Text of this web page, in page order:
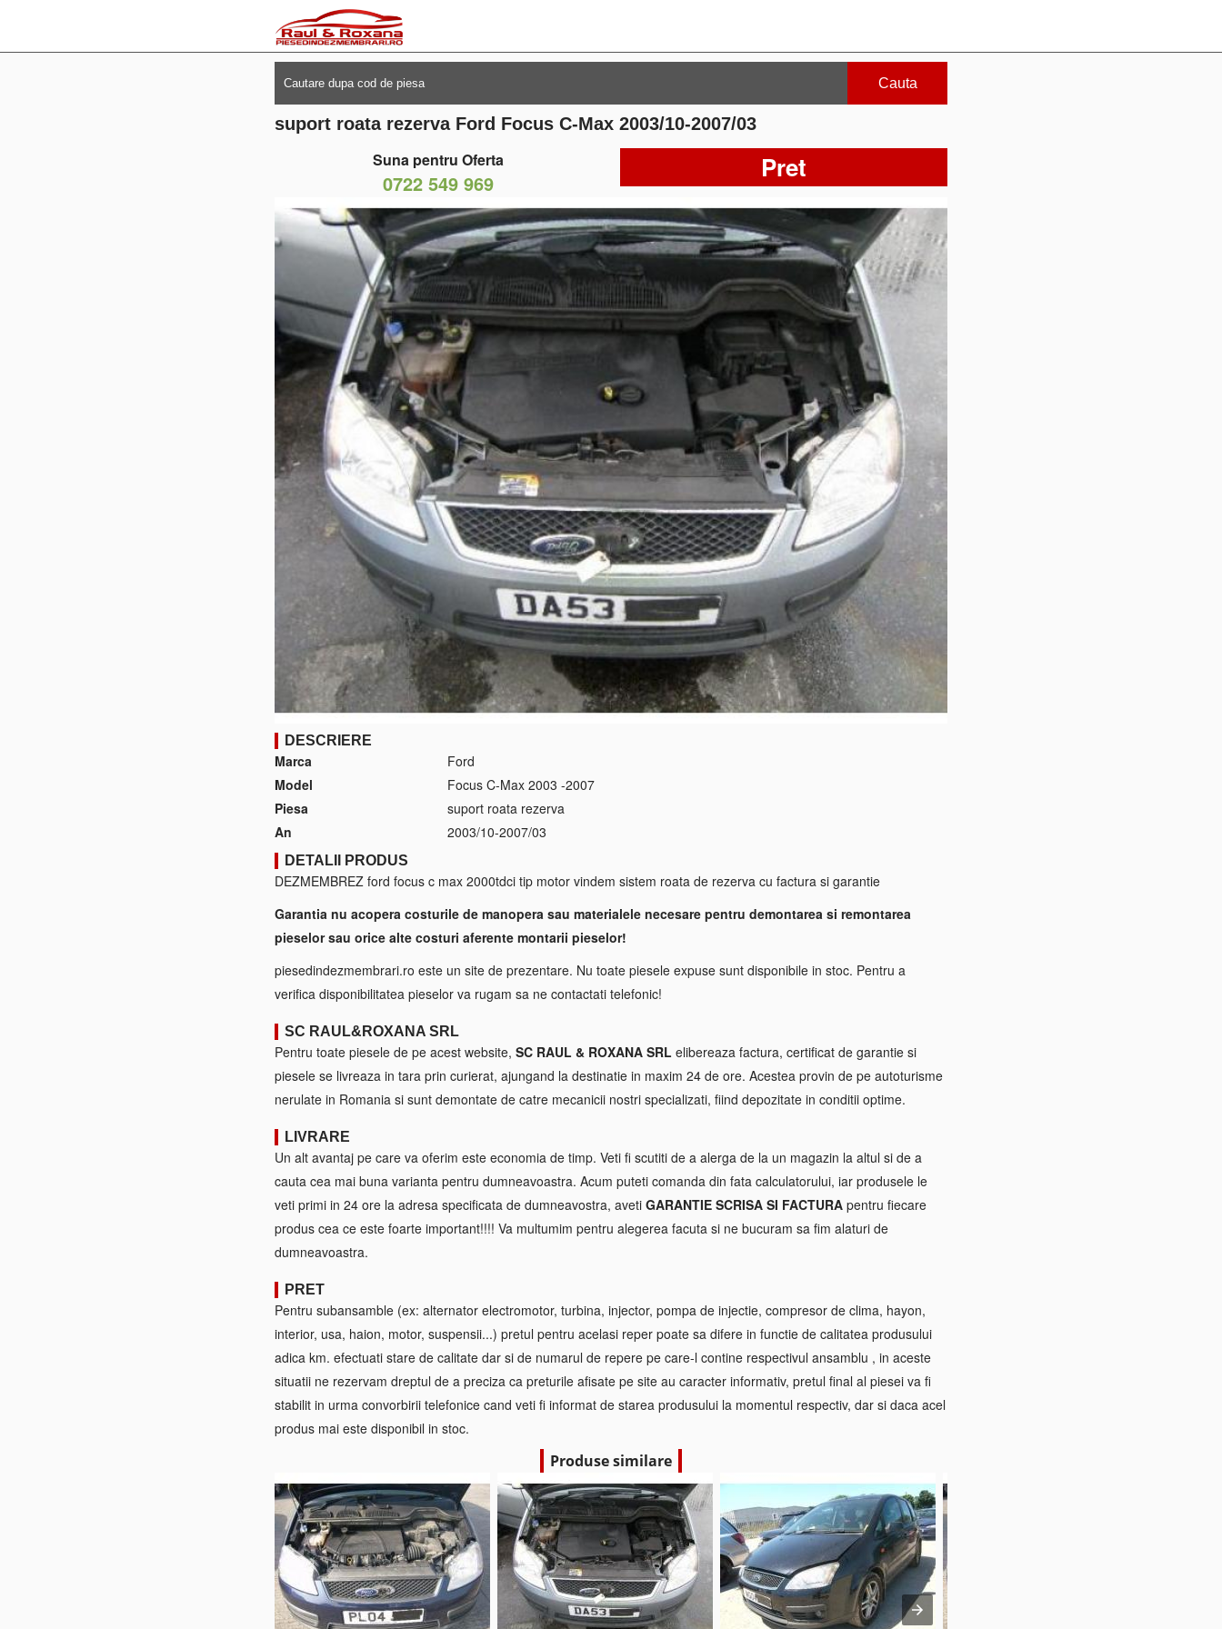
Cauta
suport roata rezerva Ford Focus C-Max 2003/10-2007/03
Suna pentru Oferta
0722 549 969 Pret
DESCRIERE
Marca
Ford
Model
Focus C-Max 2003 -2007
Piesa
suport roata rezerva
An
2003/10-2007/03
DETALII PRODUS
DEZMEMBREZ ford focus c max 2000tdci tip motor vindem sistem roata de rezerva cu factura si garantie
Garantia nu acopera costurile de manopera sau materialele necesare pentru demontarea si remontarea
pieselor sau orice alte costuri aferente montarii pieselor!
piesedindezmembrari.ro este un site de prezentare. Nu toate piesele expuse sunt disponibile in stoc. Pentru a
verifica disponibilitatea pieselor va rugam sa ne contactati telefonic!
SC RAUL&ROXANA SRL
Pentru toate piesele de pe acest website, SC RAUL & ROXANA SRL elibereaza factura, certificat de garantie si
piesele se livreaza in tara prin curierat, ajungand la destinatie in maxim 24 de ore. Acestea provin de pe autoturisme
nerulate in Romania si sunt demontate de catre mecanicii nostri specializati, fiind depozitate in conditii optime.
LIVRARE
Un alt avantaj pe care va oferim este economia de timp. Veti fi scutiti de a alerga de la un magazin la altul si de a
cauta cea mai buna varianta pentru dumneavoastra. Acum puteti comanda din fata calculatorului, iar produsele le
veti primi in 24 ore la adresa specificata de dumneavostra, aveti GARANTIE SCRISA SI FACTURA pentru fiecare
produs cea ce este foarte important!!!! Va multumim pentru alegerea facuta si ne bucuram sa fim alaturi de
dumneavoastra.
PRET
Pentru subansamble (ex: alternator electromotor, turbina, injector, pompa de injectie, compresor de clima, hayon,
interior, usa, haion, motor, suspensii...) pretul pentru acelasi reper poate sa difere in functie de calitatea produsului
adica km. efectuati stare de calitate dar si de numarul de repere pe care-l contine respectivul ansamblu , in aceste
situatii ne rezervam dreptul de a preciza ca preturile afisate pe site au caracter informativ, pretul final al piesei va fi
stabilit in urma convorbirii telefonice cand veti fi informat de starea produsului la momentul respectiv, dar si daca acel
produs mai este disponibil in stoc.
Produse similare